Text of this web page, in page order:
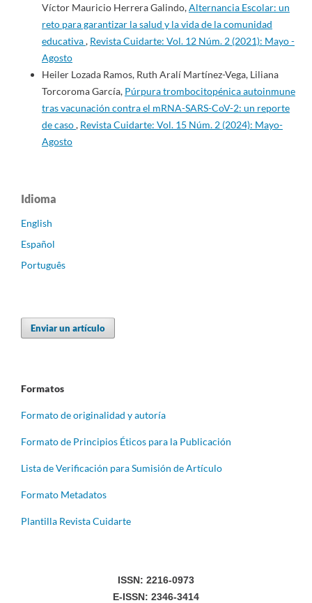
Víctor Mauricio Herrera Galindo,Alternancia Escolar: un
reto para garantizar la salud y la vida de la comunidad
educativa, Revista Cuidarte: Vol. 12 Núm. 2 (2021): Mayo -
Agosto
Heiler Lozada Ramos, Ruth Aralí Martínez-Vega, Liliana
Torcoroma García, Púrpura trombocitopénica autoinmune
tras vacunación contra el mRNA-SARS-CoV-2: un reporte
de caso, Revista Cuidarte: Vol. 15 Núm. 2 (2024): Mayo-
Agosto
Idioma
English
Español
Português
Enviar un artículo
Formatos
Formato de originalidad y autoría
Formato de Principios Éticos para la Publicación
Lista de Verificación para Sumisión de Artículo
Formato Metadatos
Plantilla Revista Cuidarte
ISSN: 2216-0973
E-ISSN: 2346-3414